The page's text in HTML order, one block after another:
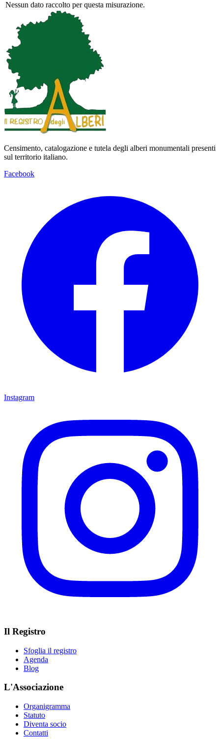
Nessun dato raccolto per questa misurazione.
Censimento, catalogazione e tutela degli alberi monumentali presenti
sul territorio italiano.
Facebook
Instagram
Il Registro
Sfoglia il registro
Agenda
Blog
L'Associazione
Organigramma
Statuto
Diventa socio
Contatti